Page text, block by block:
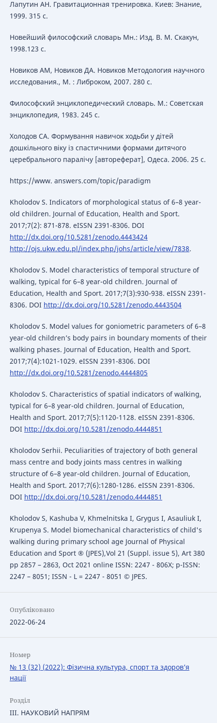
Лапутин АН. Гравитационная тренировка. Киев: Знание,
1999. 315 с.
Новейший философский словарь Мн.: Изд. В. М. Скакун,
1998.123 с.
Новиков АМ, Новиков ДА. Новиков Методология научного
исследования., М. : Либроком, 2007. 280 с.
Философский энциклопедический словарь. М.: Советская
энциклопедия, 1983. 245 с.
Холодов СА. Формування навичок ходьби у дітей
дошкільного віку із спастичними формами дитячого
церебрального паралічу [автореферат], Одеса. 2006. 25 с.
https://www. answers.com/topic/paradigm
Kholodov S. Indicators of morphological status of 6–8 year-
old сhildren. Journal of Education, Health and Sport.
2017;7(2): 871-878. eISSN 2391-8306. DOI
http://dx.doi.org/10.5281/zenodo.4443424
http://ojs.ukw.edu.pl/index.php/johs/article/view/7838.
Kholodov S. Model characteristics of temporal structure of
walking, typical for 6–8 year-old children. Journal of
Education, Health and Sport. 2017;7(3):930-938. eISSN 2391-
8306. DOI http://dx.doi.org/10.5281/zenodo.4443504
Kholodov S. Model values for goniometric parameters of 6–8
year-old children’s body pairs in boundary moments of their
walking phases. Journal of Education, Health and Sport.
2017;7(4):1021-1029. eISSN 2391-8306. DOI
http://dx.doi.org/10.5281/zenodo.4444805
Kholodov S. Characteristics of spatial indicators of walking,
typical for 6–8 year-old children. Journal of Education,
Health and Sport. 2017;7(5):1120-1128. eISSN 2391-8306.
DOI http://dx.doi.org/10.5281/zenodo.4444851
Kholodov Serhii. Peculiarities of trajectory of both general
mass centre and body joints mass centres in walking
structure of 6–8 year-old children. Journal of Education,
Health and Sport. 2017;7(6):1280-1286. eISSN 2391-8306.
DOI http://dx.doi.org/10.5281/zenodo.4444851
Kholodov S, Kashuba V, Khmelnitska I, Grygus I, Asauliuk I,
Krupenya S. Model biomechanical characteristics of child's
walking during primary school age Journal of Physical
Education and Sport ® (JPES),Vol 21 (Suppl. issue 5), Art 380
pp 2857 – 2863, Oct 2021 online ISSN: 2247 - 806X; p-ISSN:
2247 – 8051; ISSN - L = 2247 - 8051 © JPES.
Опубліковано
2022-06-24
Номер
№ 13 (32) (2022): Фізична культура, спорт та здоров’я
нації
Розділ
ІІІ. НАУКОВИЙ НАПРЯМ